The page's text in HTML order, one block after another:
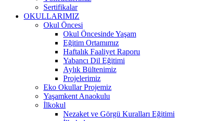
Sertifikalar
OKULLARIMIZ
Okul Öncesi
Okul Öncesinde Yaşam
Eğitim Ortamımız
Haftalık Faaliyet Raporu
Yabancı Dil Eğitimi
Aylık Bültenimiz
Projelerimiz
Eko Okullar Projemiz
Yaşamkent Anaokulu
İlkokul
Nezaket ve Görgü Kuralları Eğitimi